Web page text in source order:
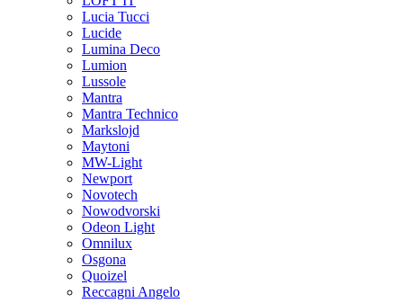
Lucia Tucci
Lucide
Lumina Deco
Lumion
Lussole
Mantra
Mantra Technico
Markslojd
Maytoni
MW-Light
Newport
Novotech
Nowodvorski
Odeon Light
Omnilux
Osgona
Quoizel
Reccagni Angelo